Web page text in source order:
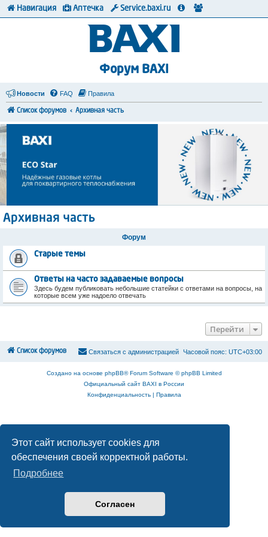
Этот сайт использует cookies для
обеспечения своей корректной работы.
Подробнее
Согласен
Форум BAXI
Новости FAQ Правила
Список форумов Архивная часть
Архивная часть
Форум
Старые темы
Ответы на часто задаваемые вопросы
Здесь будем публиковать небольшие статейки с ответами на вопросы, на
которые всем уже надоело отвечать
Перейти
Навигация Аптечка Service.baxi.ru
Список форумов Часовой пояс: UTC+03:00
Связаться с администрацией
Создано на основе phpBB® Forum Software © phpBB Limited
Официальный сайт BAXI в России
Конфиденциальность| Правила